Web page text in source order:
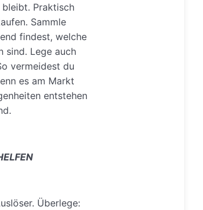
Praktisch
Sammle
findest, welche
sind. Lege auch
vermeidest du
es am Markt
entstehen
Überlege: